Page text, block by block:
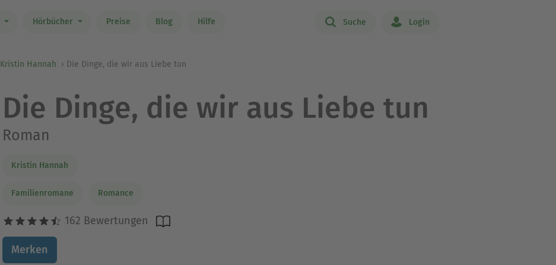
Hörbücher Preise Blog Hilfe Suche Login
Kristin Hannah Die Dinge, die wir aus Liebe tun
Die Dinge, die wir aus Liebe tun
Roman
Kristin Hannah
Familienromane Romance
162 Bewertungen
Merken